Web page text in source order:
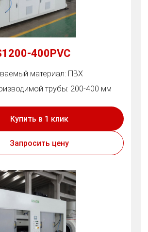
400PVC
материал: ПВХ
трубы: 200-400 мм
Купить в 1 клик
Запросить цену